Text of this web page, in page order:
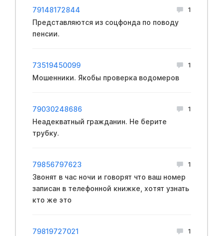
79148172844 1
Представляются из соцфонда по поводу
пенсии.
73519450099 1
Мошенники. Якобы проверка водомеров
79030248686 1
Неадекватный гражданин. Не берите
трубку.
79856797623 1
Звонят в час ночи и говорят что ваш номер
записан в телефонной книжке, хотят узнать
кто же это
79819727021 1